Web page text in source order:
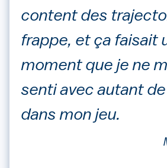
content des
frappe, et ça faisait
moment que je ne
senti avec autant
dans mon jeu.